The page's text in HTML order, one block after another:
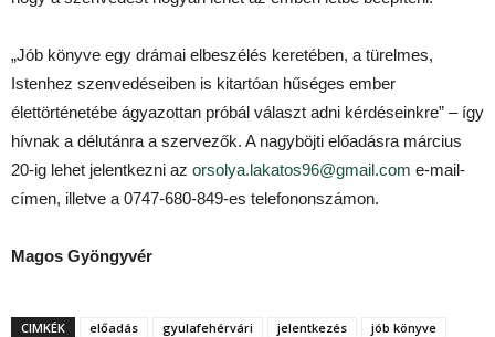
„Jób könyve egy drámai elbeszélés keretében, a türelmes,
Istenhez szenvedéseiben is kitartóan hűséges ember
élettörténetébe ágyazottan próbál választ adni kérdéseinkre” – így
hívnak a délutánra a szervezők. A nagyböjti előadásra március
20-ig lehet jelentkezni az orsolya.lakatos96@gmail.com e-mail-
címen, illetve a 0747-680-849-es telefononszámon.
Magos Gyöngyvér
CIMKÉK előadás gyulafehérvári jelentkezés
jób könyve